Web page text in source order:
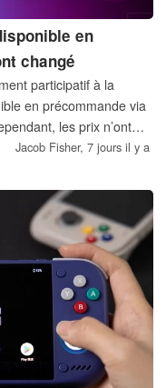
en
changé
participatif à la
en précommande via
les prix n’ont
Jacob Fisher, 7 jours il y a